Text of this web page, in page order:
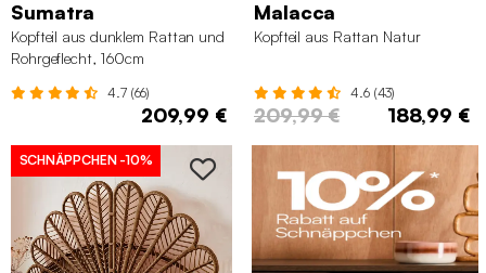
Sumatra
Kopfteil aus dunklem Rattan und
Rohrgeflecht, 160cm
4.7 (66)
209,99 €
Malacca
Kopfteil aus Rattan Natur
4.6 (43)
209,99 € 188,99 €
SCHNÄPPCHEN -10%